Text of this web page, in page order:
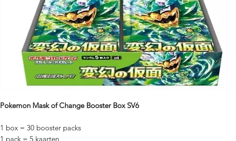
Pokemon Mask of Change Booster Box SV6
1 box = 30 booster packs
1 pack = 5 kaarten